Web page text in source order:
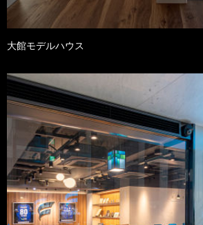
大館モデルハウス